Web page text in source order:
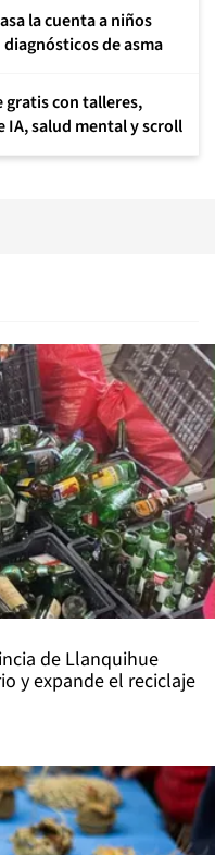
la cuenta a niños
de asma
gratis con talleres,
IA, salud mental y scroll
de Llanquihue
y expande el reciclaje